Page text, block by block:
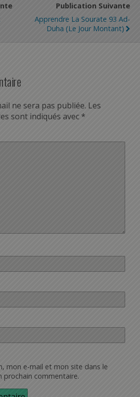
Publication Suivante
Apprendre La Sourate 93 Ad-
Duha (Le Jour Montant)
ne sera pas publiée. Les
sont indiqués avec *
mon e-mail et mon site dans le
prochain commentaire.